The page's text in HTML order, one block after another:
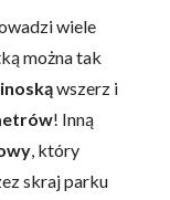
wiele
można tak
wszerz i
! Inną
, który
skraj parku